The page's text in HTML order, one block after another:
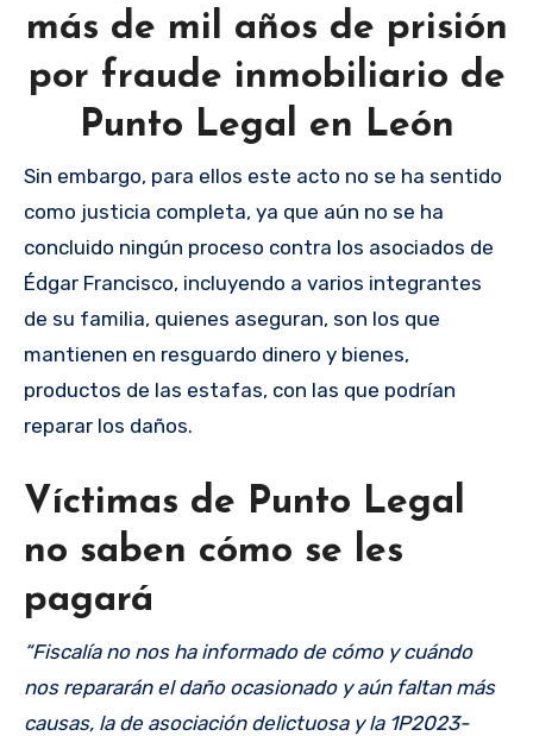
más de mil años de prisión
por fraude inmobiliario de
Punto Legal en León
Sin embargo, para ellos este acto no se ha sentido
como justicia completa, ya que aún no se ha
concluido ningún proceso contra los asociados de
Édgar Francisco, incluyendo a varios integrantes
de su familia, quienes aseguran, son los que
mantienen en resguardo dinero y bienes,
productos de las estafas, con las que podrían
reparar los daños.
Víctimas de Punto Legal
no saben cómo se les
pagará
“Fiscalía no nos ha informado de cómo y cuándo
nos repararán el daño ocasionado y aún faltan más
causas, la de asociación delictuosa y la 1P2023-